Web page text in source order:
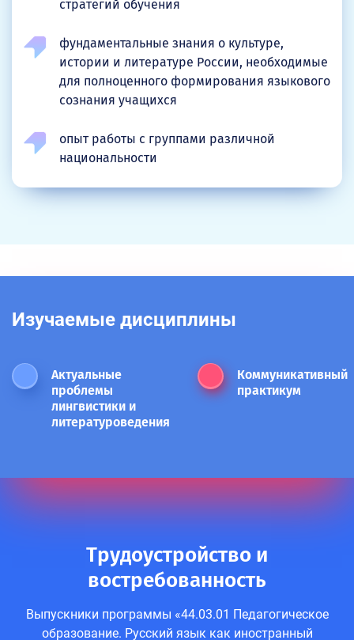
стратегий обучения
фундаментальные знания о культуре,
истории и литературе России, необходимые
для полноценного формирования языкового
сознания учащихся
опыт работы с группами различной
национальности
Изучаемые дисциплины
Актуальные
проблемы
лингвистики и
литературоведения
Коммуникативный
практикум
Трудоустройство и
востребованность
Выпускники программы «44.03.01 Педагогическое
образование. Русский язык как иностранный